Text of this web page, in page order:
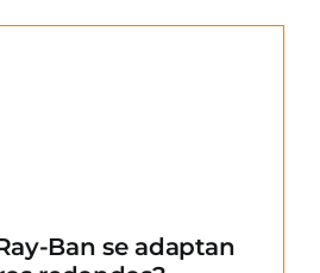
Ban se adaptan